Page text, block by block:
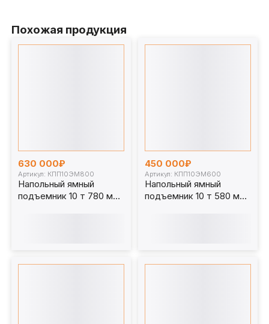
Похожая продукция
630 000₽
Артикул: КПП10ЭМ800
Напольный ямный
подъемник 10 т 780 мм
450 000₽
Артикул: КПП10ЭМ600
Напольный ямный
подъемник 10 т 580 мм